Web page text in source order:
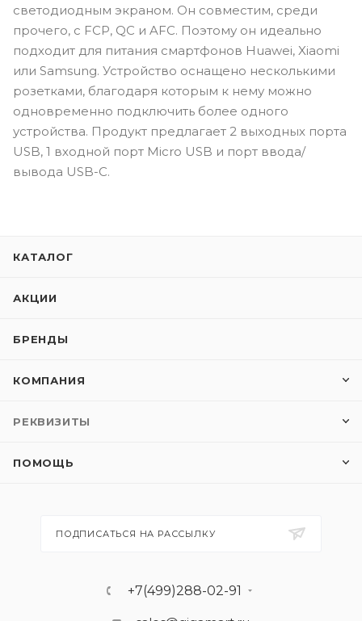
светодиодным экраном. Он совместим, среди
прочего, с FCP, QC и AFC. Поэтому он идеально
подходит для питания смартфонов Huawei, Xiaomi
или Samsung. Устройство оснащено несколькими
розетками, благодаря которым к нему можно
одновременно подключить более одного
устройства. Продукт предлагает 2 выходных порта
USB, 1 входной порт Micro USB и порт ввода/
вывода USB-C.
КАТАЛОГ
АКЦИИ
БРЕНДЫ
КОМПАНИЯ
РЕКВИЗИТЫ
ПОМОЩЬ
ПОДПИСАТЬСЯ НА РАССЫЛКУ
+7(499)288-02-91